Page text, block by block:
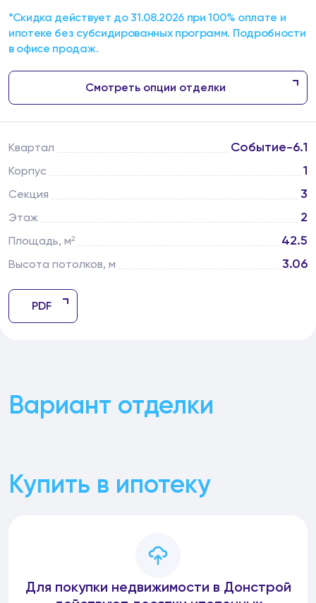
Квартал Событие-6.1
Корпус 1
Секция 3
Этаж 2
Площадь, м² 42.5
Высота потолков, м 3.06
PDF
*Скидка действует до 31.08.2026 при 100% оплате и
ипотеке без субсидированных программ. Подробности
в офисе продаж.
Смотреть опции отделки
Вариант отделки
Купить в ипотеку
Для покупки недвижимости в Донстрой